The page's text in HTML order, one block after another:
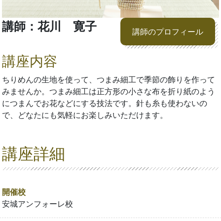
講師：花川 寛子 講師のプロフィール
講座内容
ちりめんの生地を使って、つまみ細工で季節の飾りを作って
みませんか。つまみ細工は正方形の小さな布を折り紙のよう
につまんでお花などにする技法です。針も糸も使わないの
で、どなたにも気軽にお楽しみいただけます。
講座詳細
開催校
安城アンフォーレ校